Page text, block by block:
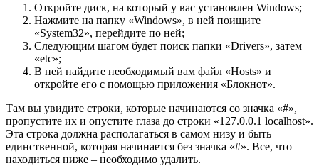
Откройте диск, на который у вас установлен Windows;
Нажмите на папку «Windows», в ней поищите
«System32», перейдите по ней;
Следующим шагом будет поиск папки «Drivers», затем
«etc»;
В ней найдите необходимый вам файл «Hosts» и
откройте его с помощью приложения «Блокнот».
Там вы увидите строки, которые начинаются со значка «#»,
пропустите их и опустите глаза до строки «127.0.0.1 localhost».
Эта строка должна располагаться в самом низу и быть
единственной, которая начинается без значка «#». Все, что
находиться ниже – необходимо удалить.